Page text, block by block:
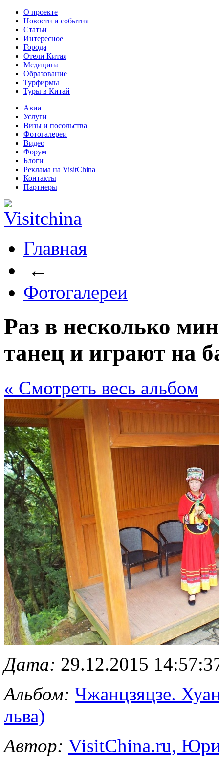
О проекте
Новости и события
Статьи
Интересное
Города
Отели Китая
Медицина
Образование
Турфирмы
Туры в Китай
Авиа
Услуги
Визы и посольства
Фотогалереи
Видео
Форум
Блоги
Реклама на VisitChina
Контакты
Партнеры
Главная
←
Фотогалереи
Раз в несколько
танец и играют на
« Cмотреть весь альбом
Дата: 29.12.2015
Альбом: Чжанцзяцзе.
льва)
Автор: VisitChina.ru,